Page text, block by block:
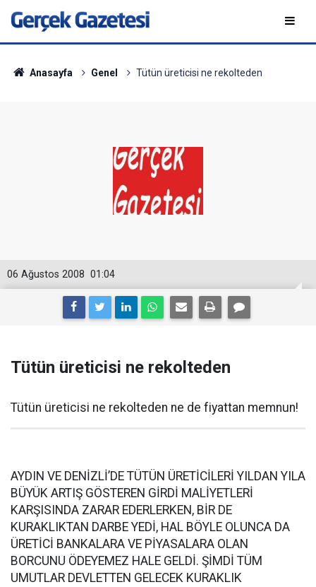
Anasayfa Genel Tütün üreticisi ne rekolteden
01:04
06 Ağustos 2008
Tütün üreticisi ne rekolteden
Tütün üreticisi ne rekolteden ne de fiyattan memnun!
AYDIN VE DENİZLİ’DE TÜTÜN ÜRETİCİLERİ YILDAN YILA
BÜYÜK ARTIŞ GÖSTEREN GİRDİ MALİYETLERİ
KARŞISINDA ZARAR EDERLERKEN, BİR DE
KURAKLIKTAN DARBE YEDİ, HAL BÖYLE OLUNCA DA
ÜRETİCİ BANKALARA VE PİYASALARA OLAN
BORCUNU ÖDEYEMEZ HALE GELDİ. ŞİMDİ TÜM
UMUTLAR DEVLETTEN GELECEK KURAKLIK